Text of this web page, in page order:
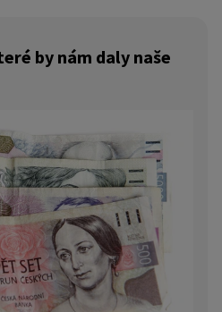
by nám daly naše